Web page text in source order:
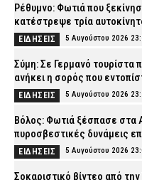
Ρέθυμνο: Φωτιά που
κατέστρεψε τρία
ΕΙΔΗΣΕΙΣ 5 Αυγούστου 2026
Σύμη: Σε Γερμανό τουρίστα
ανήκει η σορός που
ΕΙΔΗΣΕΙΣ 5 Αυγούστου 2026
Βόλος: Φωτιά ξέσπασε στα
πυροσβεστικές δυνάμεις
ΕΙΔΗΣΕΙΣ 5 Αυγούστου 2026
Σοκαριστικό βίντεο από